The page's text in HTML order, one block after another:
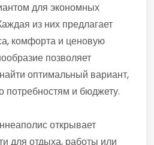
для экономных
из них предлагает
комфорта и ценовую
позволяет
оптимальный вариант,
потребностям и бюджету.
открывает
для отдыха, работы или